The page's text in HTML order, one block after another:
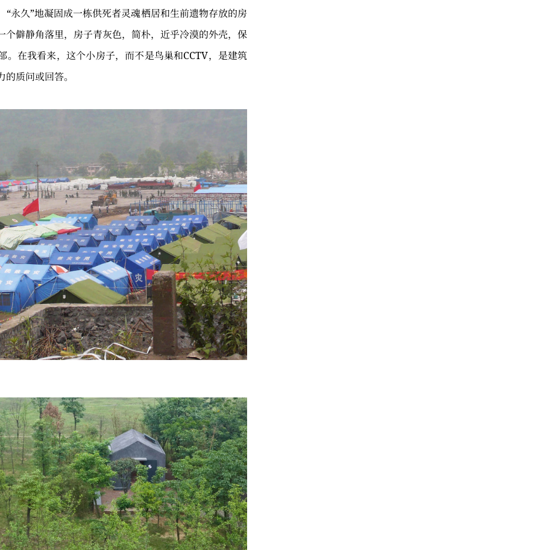
永久”地凝固成一栋供死者灵魂栖居和生前遗物存放的房
个僻静角落里，房子青灰色，简朴，近乎冷漠的外壳，保
。在我看来，这个小房子，而不是鸟巢和CCTV，是建筑
质问或回答。